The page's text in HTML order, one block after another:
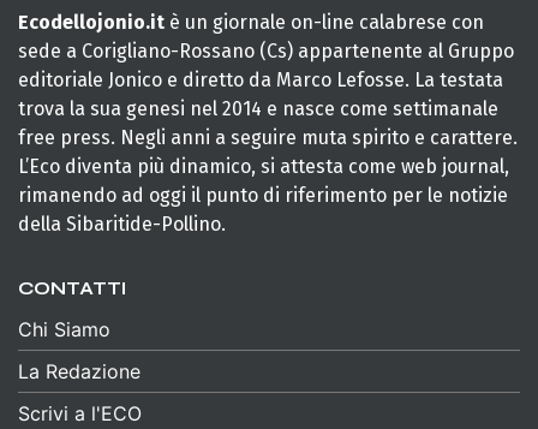
Ecodellojonio.it è un giornale on-line calabrese con
sede a Corigliano-Rossano (Cs) appartenente al Gruppo
editoriale Jonico e diretto da Marco Lefosse. La testata
trova la sua genesi nel 2014 e nasce come settimanale
free press. Negli anni a seguire muta spirito e carattere.
L’Eco diventa più dinamico, si attesta come web journal,
rimanendo ad oggi il punto di riferimento per le notizie
della Sibaritide-Pollino.
CONTATTI
Chi Siamo
La Redazione
Scrivi a l'ECO